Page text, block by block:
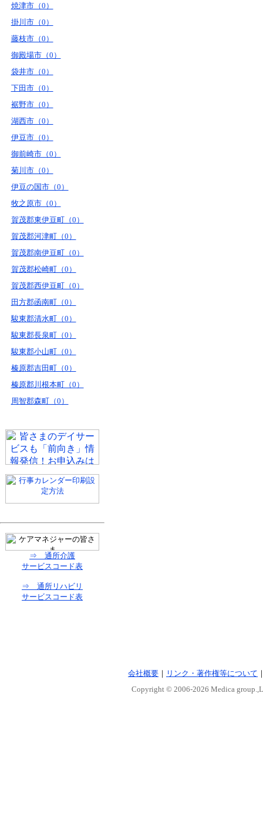
焼津市（0）
掛川市（0）
藤枝市（0）
御殿場市（0）
袋井市（0）
下田市（0）
裾野市（0）
湖西市（0）
伊豆市（0）
御前崎市（0）
菊川市（0）
伊豆の国市（0）
牧之原市（0）
賀茂郡東伊豆町（0）
賀茂郡河津町（0）
賀茂郡南伊豆町（0）
賀茂郡松崎町（0）
賀茂郡西伊豆町（0）
田方郡函南町（0）
駿東郡清水町（0）
駿東郡長泉町（0）
駿東郡小山町（0）
榛原郡吉田町（0）
榛原郡川根本町（0）
周智郡森町（0）
⇒ 通所介護
サービスコード表
⇒ 通所リハビリ
サービスコード表
会社概要 ｜ リンク・著作権等について
Copyright © 2006-2026 Medica